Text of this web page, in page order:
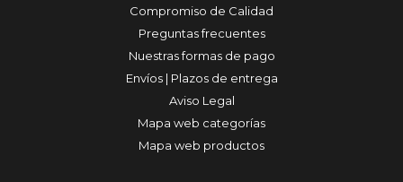
Compromiso de Calidad
Preguntas frecuentes
Nuestras formas de pago
Envíos | Plazos de entrega
Aviso Legal
Mapa web categorías
Mapa web productos